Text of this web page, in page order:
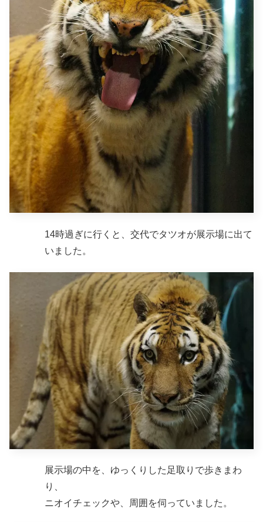
14時過ぎに行くと、交代でタツオが展示場に出て
いました。
展示場の中を、ゆっくりした足取りで歩きまわ
り、
ニオイチェックや、周囲を伺っていました。